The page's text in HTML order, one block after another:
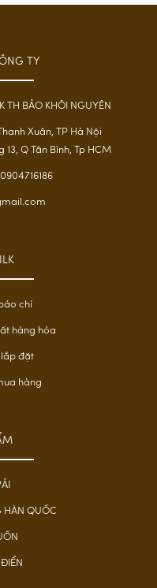
TY
TH BẢO KHÔI NGUYÊN
Xuân, TP Hà Nội
13, Q Tân Bình, Tp HCM
0904716186
chí
hàng hóa
đặt
hàng
HÀN QUỐC